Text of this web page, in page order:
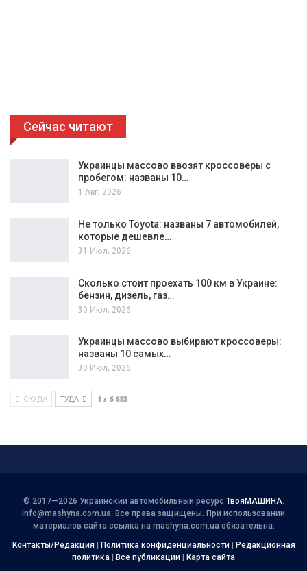
Сейчас читают
Украинцы массово ввозят кроссоверы с
пробегом: названы 10…
1 Авг, 2026
Не только Toyota: названы 7 автомобилей,
которые дешевле…
31 Июл, 2026
Сколько стоит проехать 100 км в Украине:
бензин, дизель, газ…
30 Июл, 2026
Украинцы массово выбирают кроссоверы:
названы 10 самых…
30 Июл, 2026
СЮДА ТУДА 1 з 6 683
© 2017—2026 Украинский автомобильный ресурс ТвояМАШИНА.
info@mashyna.com.ua. Все права защищены. При использовании
материалов сайта ссылка на mashyna.com.ua обязательна.
Контакты/Редакция| Политика конфиденциальности| Редакционная
политика | Все публикации | Карта сайта